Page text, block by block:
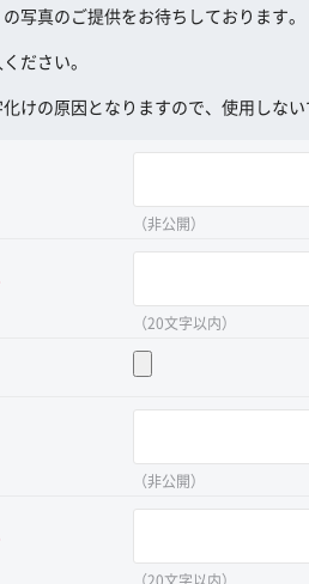
写真のご提供をお待ちしております。
ださい。
けの原因となりますので、使用しない
（非公開）
（20文字以内）
（非公開）
（20文字以内）